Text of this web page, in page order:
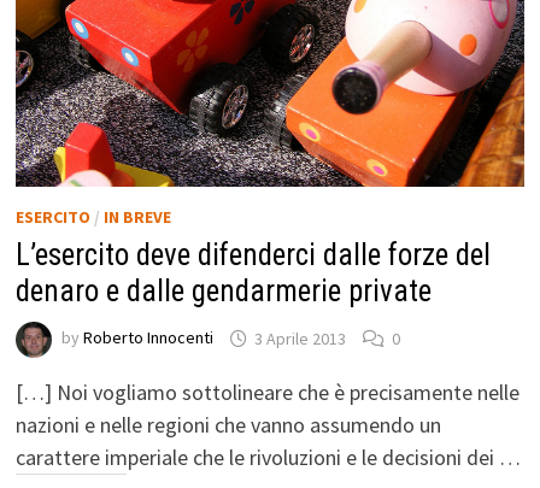
ESERCITO / IN BREVE
L’esercito deve difenderci dalle forze del
denaro e dalle gendarmerie private
by Roberto Innocenti 3 Aprile 2013 0
[…] Noi vogliamo sottolineare che è precisamente nelle
nazioni e nelle regioni che vanno assumendo un
carattere imperiale che le rivoluzioni e le decisioni dei …